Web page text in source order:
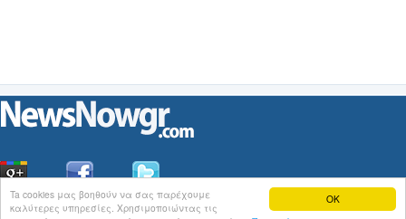
OK
Ta cookies μας βοηθούν να σας παρέχουμε
καλύτερες υπηρεσίες. Χρησιμοποιώντας τις